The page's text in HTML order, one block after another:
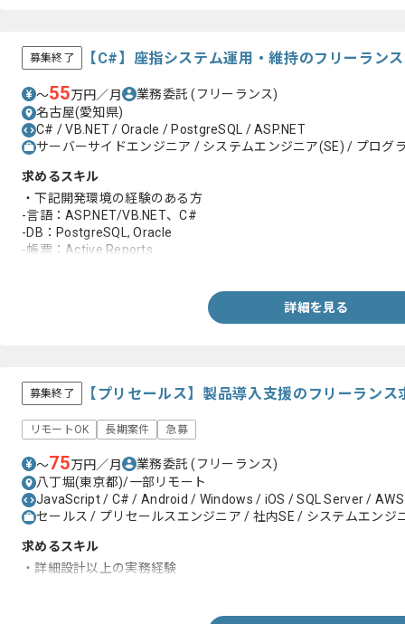
募集終了 【C#】座指システム運用・維持のフリーラン
〜55万円／月 業務委託(フリーランス)
名古屋(愛知県)
C# / VB.NET / Oracle / PostgreSQL / ASP.NET
サーバーサイドエンジニア / システムエンジニア(SE) / プログ
求めるスキル
・下記開発環境の経験のある方
-言語：ASP.NET/VB.NET、C#
-DB：PostgreSQL, Oracle
-帳票：Active Reports
詳細を見る
募集終了 【プリセールス】製品導入支援のフリーランス
リモートOK 長期案件 急募
〜75万円／月 業務委託(フリーランス)
八丁堀(東京都)/一部リモート
JavaScript / C# / Android / Windows / iOS / SQL Server /
セールス / プリセールスエンジニア / 社内SE / システムエンジ
求めるスキル
・詳細設計以上の実務経験